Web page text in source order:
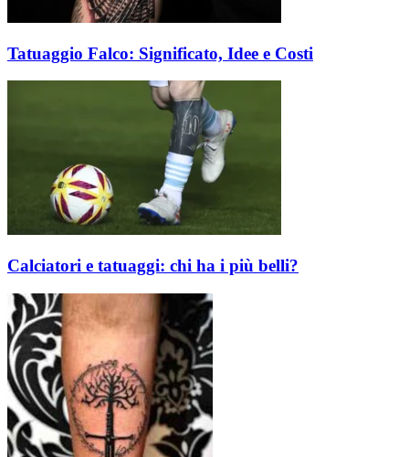
Tatuaggio Falco: Significato, Idee e Costi
Calciatori e tatuaggi: chi ha i più belli?